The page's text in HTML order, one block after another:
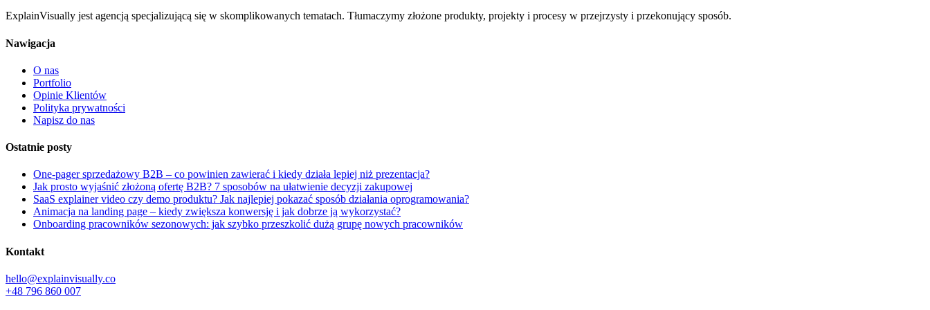
ExplainVisually jest agencją specjalizującą się w skomplikowanych tematach. Tłumaczymy złożone produkty, projekty i procesy w przejrzysty i przekonujący sposób.
Nawigacja
O nas
Portfolio
Opinie Klientów
Polityka prywatności
Napisz do nas
Ostatnie posty
One-pager sprzedażowy B2B – co powinien zawierać i kiedy działa lepiej niż prezentacja?
Jak prosto wyjaśnić złożoną ofertę B2B? 7 sposobów na ułatwienie decyzji zakupowej
SaaS explainer video czy demo produktu? Jak najlepiej pokazać sposób działania oprogramowania?
Animacja na landing page – kiedy zwiększa konwersję i jak dobrze ją wykorzystać?
Onboarding pracowników sezonowych: jak szybko przeszkolić dużą grupę nowych pracowników
Kontakt
hello@explainvisually.co
+48 796 860 007